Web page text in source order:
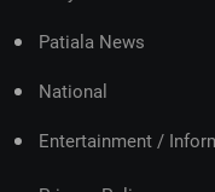
Patiala News
National
Entertainment /